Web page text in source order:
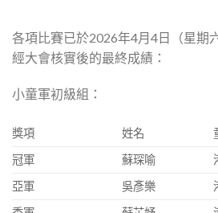
各項比賽已於2026年4月4日（星期
經大會核實後的最終成績：
小童軍初級組：
獎項 姓名
冠軍
蘇琛喻
亞軍
吳彥樂